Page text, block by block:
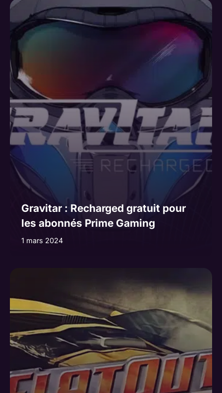
Gravitar : Recharged gratuit pour
les abonnés Prime Gaming
1 mars 2024